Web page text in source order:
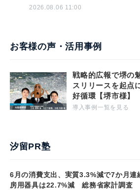
2026.08.06 11:00
お客様の声・活用事例
戦略的広報で堺の
スリリースを起点
好循環【堺市様】
導入事例一覧を見る
汐留PR塾
6月の消費支出、実質3.3%減で7か月
房用器具は22.7%減 総務省家計調査